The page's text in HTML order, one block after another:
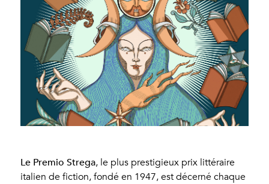
Le Premio Strega, le plus prestigieux prix littéraire
italien de fiction, fondé en 1947, est décerné chaque